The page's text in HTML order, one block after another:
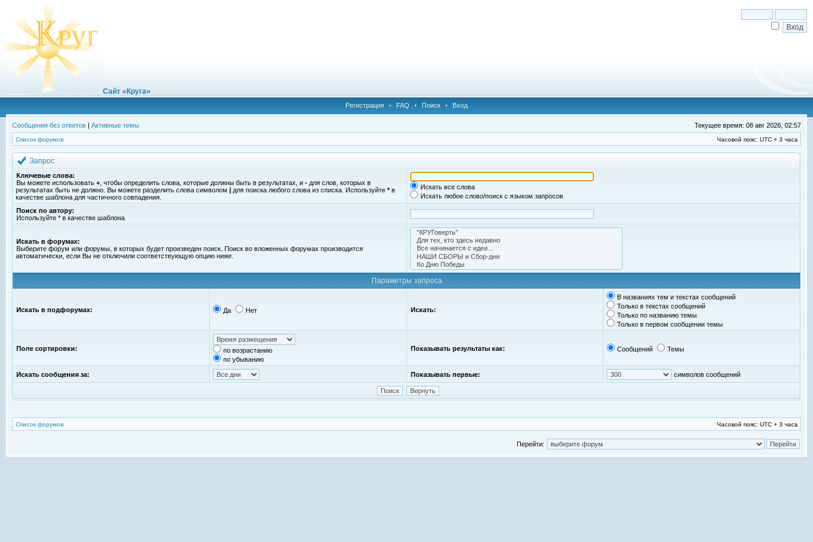
Сайт «Круга»
Регистрация • FAQ • Поиск • Вход
Сообщения без ответов | Активные темы Текущее время: 08 авг 2026, 02:57
Список форумов Часовой пояс: UTC + 3 часа
Запрос
Ключевые слова:
Вы можете использовать + , чтобы определить слова, которые должны быть в результатах, и - для слов, которых в
результатах быть не должно. Вы можете разделить слова символом | для поиска любого слова из списка. Используйте *в
качестве шаблона для частичного совпадения.
Искать все слова
Искать любое слово/поиск с языком запросов
Поиск по автору:
Используйте * в качестве шаблона.
Искать в форумах:
Выберите форум или форумы, в которых будет произведен поиск. Поиск во вложенных форумах производится
автоматически, если Вы не отключили соответствующую опцию ниже.
Параметры запроса
Искать в подфорумах: Да Нет Искать:
В названиях тем и текстах сообщений
Только в текстах сообщений
Только по названию темы
Только в первом сообщении темы
Поле сортировки:
по возрастанию
по убыванию
Показывать результаты как: Сообщений Темы
Искать сообщения за: Показывать первые: символов сообщений
Список форумов Часовой пояс: UTC + 3 часа
Перейти: